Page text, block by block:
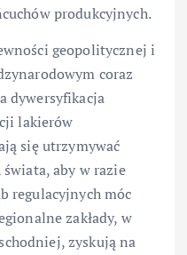
produkcyjnych.
geopolitycznej i
coraz
dywersyfikacja
lakierów
się utrzymywać
aby w razie
regulacyjnych móc
zakłady, w
zyskują na